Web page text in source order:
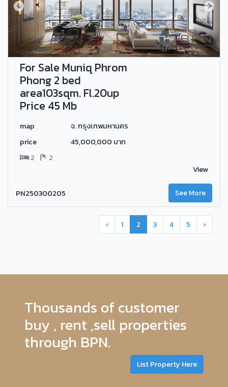
For Sale Muniq Phrom
Phong 2 bed
area103sqm. Fl.20up
Price 45 Mb
map
จ. กรุงเทพมหานคร
price
45,000,000 บาท
2
2
View
PN250300205 See More
‹ 1 2 3 4 5 ›
Thousands of customer
buy , rent ,sell properties
through BPN.
List Property Here